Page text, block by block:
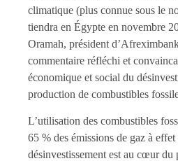
climatique (plus connue sous le
tiendra en Égypte en novembre
Oramah, président
commentaire réfléchi et
économique et social du
production de combustibles
L’utilisation des combustibles
65 % des émissions de gaz à
désinvestissement est au cœur